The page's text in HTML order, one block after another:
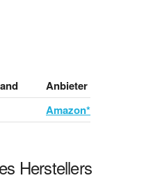
Anbieter
Amazon*
Herstellers